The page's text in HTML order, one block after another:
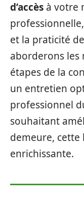
d’accès à votre
et la praticité
aborderons les
étapes de la
un entretien
professionnel
souhaitant
demeure, cette
enrichissante.